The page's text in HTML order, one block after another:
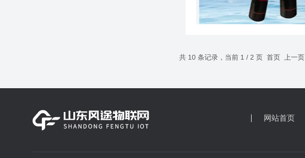
共 10 条记录，当前 1 / 2 页 首页 上一页
网站首页